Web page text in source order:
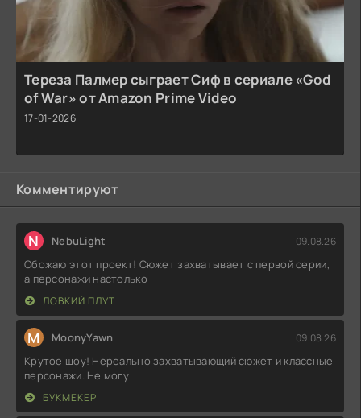
Тереза Палмер сыграет Сиф в сериале «God
of War» от Amazon Prime Video
17-01-2026
Комментируют
N NebuLight 09.08.26
Обожаю этот проект! Сюжет захватывает с первой серии,
а персонажи настолько
ЛОВКИЙ ПЛУТ
M MoonyYawn 09.08.26
Крутое шоу! Нереально захватывающий сюжет и классные
персонажи. Не могу
БУКМЕКЕР